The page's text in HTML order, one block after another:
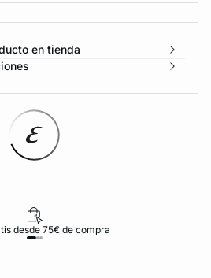
en tienda
desde 75€ de compra